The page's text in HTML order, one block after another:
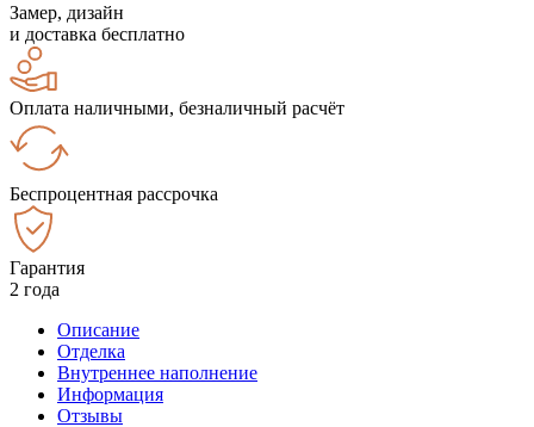
Замер, дизайн
и доставка бесплатно
Оплата наличными, безналичный расчёт
Беспроцентная рассрочка
Гарантия
2 года
Описание
Отделка
Внутреннее наполнение
Информация
Отзывы